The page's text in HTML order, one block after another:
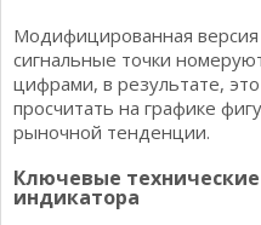
Модифицированная версия
сигнальные точки
цифрами, в результате,
просчитать на графике
рыночной тенденции.
Ключевые
индикатора